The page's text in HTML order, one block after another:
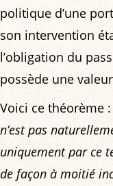
politique d’une
son intervention
l’obligation du
possède une
Voici ce théorème :
n’est pas
uniquement par ce
de façon à moitié